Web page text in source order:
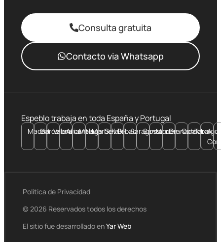
Consulta gratuita
Сontacto via Whatsapp
Espeblo trabaja en toda España y Portugal
MadridBarcelona
ValenciaAlicante
MalagaMarbella
SevilleBilbaoSaragossa
Santander
MurciaGranadaCordobaA
Política de Privacidad
© 2026 Reservados todos los derechos
El sitio fue desarrollado enYar Web